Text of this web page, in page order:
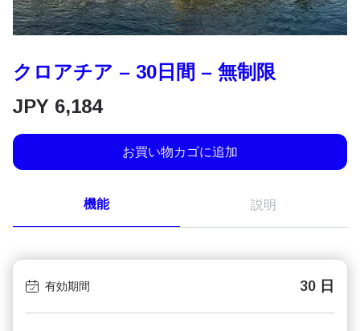
クロアチア – 30日間 – 無制限
JPY 6,184
お買い物カゴに追加
機能 説明
有効期間 30 日